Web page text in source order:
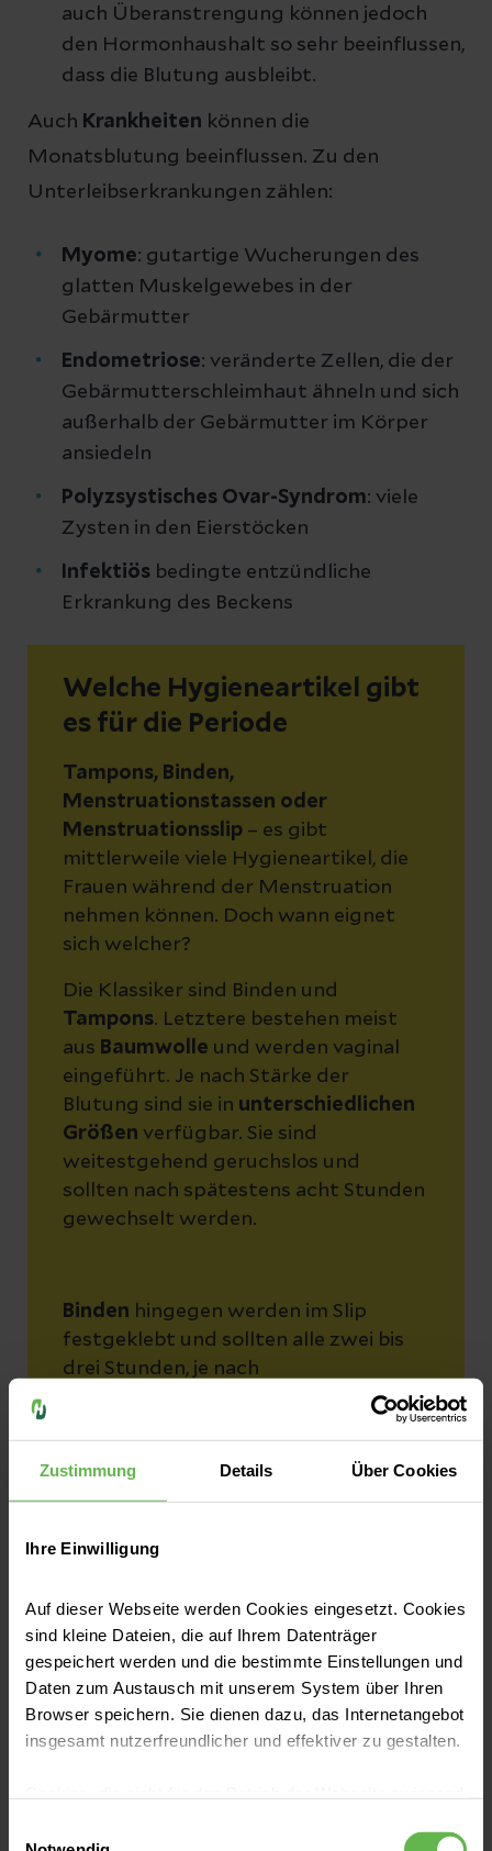
Zustimmung Details Über Cookies
Ihre Einwilligung
Auf dieser Webseite werden Cookies eingesetzt. Cookies
sind kleine Dateien, die auf Ihrem Datenträger
gespeichert werden und die bestimmte Einstellungen und
Daten zum Austausch mit unserem System über Ihren
Browser speichern. Sie dienen dazu, das Internetangebot
insgesamt nutzerfreundlicher und effektiver zu gestalten.
eingesetzt werden.
auch Überanstrengung können jedoch
den Hormonhaushalt so sehr beeinflussen,
dass die Blutung ausbleibt.
Auch Krankheiten können die
Monatsblutung beeinflussen. Zu den
Unterleibserkrankungen zählen:
Myome: gutartige Wucherungen des
glatten Muskelgewebes in der
Gebärmutter
Endometriose: veränderte Zellen, die der
Gebärmutterschleimhaut ähneln und sich
außerhalb der Gebärmutter im Körper
ansiedeln
Polyzsystisches Ovar-Syndrom: viele
Zysten in den Eierstöcken
Infektiös bedingte entzündliche
Erkrankung des Beckens
Welche Hygieneartikel gibt
es für die Periode
Tampons, Binden,
Menstruationstassen oder
Menstruationsslip – es gibt
mittlerweile viele Hygieneartikel, die
Frauen während der Menstruation
nehmen können. Doch wann eignet
sich welcher?
Die Klassiker sind Binden und
Tampons. Letztere bestehen meist
aus Baumwolle und werden vaginal
eingeführt. Je nach Stärke der
Blutung sind sie in unterschiedlichen
Größen verfügbar. Sie sind
weitestgehend geruchslos und
sollten nach spätestens acht Stunden
gewechselt werden.
Binden hingegen werden im Slip
festgeklebt und sollten alle zwei bis
drei Stunden, je nach
Menstruationsstärke, gewechselt
und Saugvolumina. Für junge
Hygieneartikel, der bei der ersten
Auch Softtampons und
Menstruationsschwämmchenfinden
sich unter den gängigsten
Hygieneartikeln. Diese werden wie
ein paar Stunden wieder entfernt. Sie